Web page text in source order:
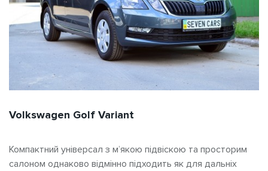
Volkswagen Golf Variant
Компактний універсал з м’якою підвіскою та просторим
салоном однаково відмінно підходить як для дальніх